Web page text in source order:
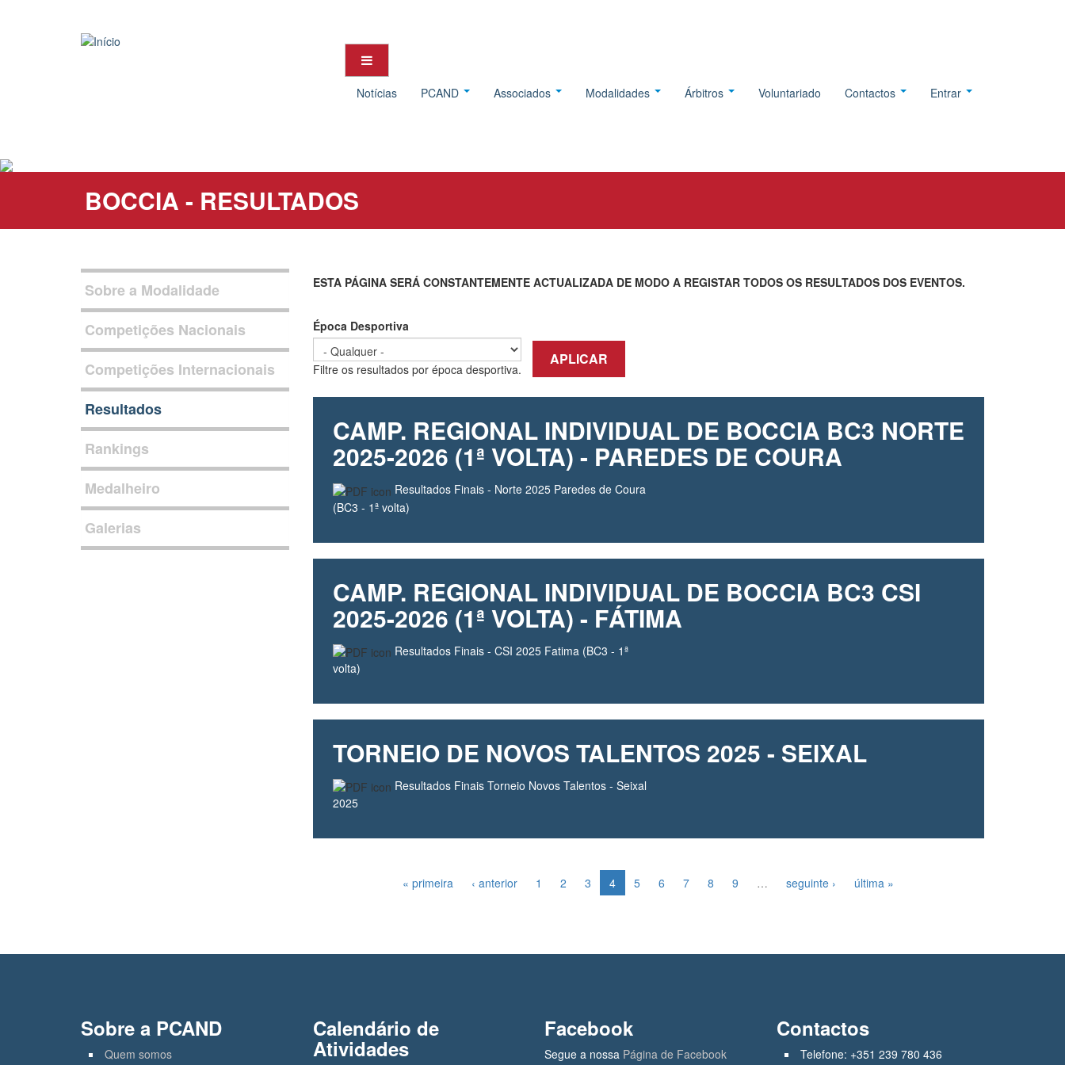
Notícias PCAND Associados Modalidades Árbitros Voluntariado Contactos Entrar
BOCCIA - RESULTADOS
Sobre a Modalidade
Competições Nacionais
Competições Internacionais
Resultados
Rankings
Medalheiro
Galerias
ESTA PÁGINA SERÁ CONSTANTEMENTE ACTUALIZADA DE MODO A REGISTAR TODOS OS RESULTADOS DOS EVENTOS.
Época Desportiva
Filtre os resultados por época desportiva.
APLICAR
CAMP. REGIONAL INDIVIDUAL DE BOCCIA BC3 NORTE
2025-2026 (1ª VOLTA) - PAREDES DE COURA
Resultados Finais - Norte 2025 Paredes de Coura
(BC3 - 1ª volta)
CAMP. REGIONAL INDIVIDUAL DE BOCCIA BC3 CSI
2025-2026 (1ª VOLTA) - FÁTIMA
Resultados Finais - CSI 2025 Fatima (BC3 - 1ª
volta)
TORNEIO DE NOVOS TALENTOS 2025 - SEIXAL
Resultados Finais Torneio Novos Talentos - Seixal
2025
« primeira ‹ anterior 1 2 3 4 5 6 7 8 9 … seguinte › última »
Sobre a PCAND
Quem somos
Calendário de
Atividades
Facebook
Segue a nossa Página de Facebook
Contactos
Telefone: +351 239 780 436